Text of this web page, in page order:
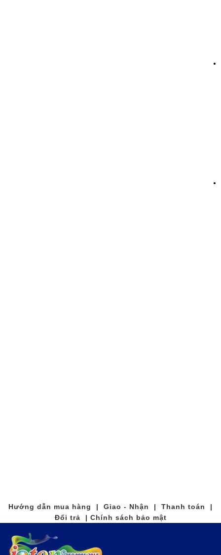
Hướng dẫn mua hàng | Giao - Nhận | Thanh toán |
Đổi trả | Chính sách bảo mật